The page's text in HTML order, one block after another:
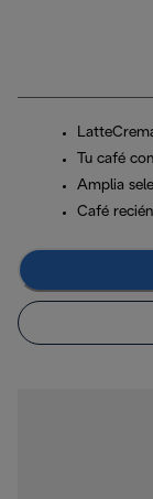
Tu café
Amplia
Café